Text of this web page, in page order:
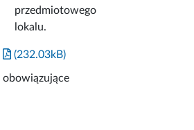
przedmiotowego
lokalu.
(232.03kB)
obowiązujące